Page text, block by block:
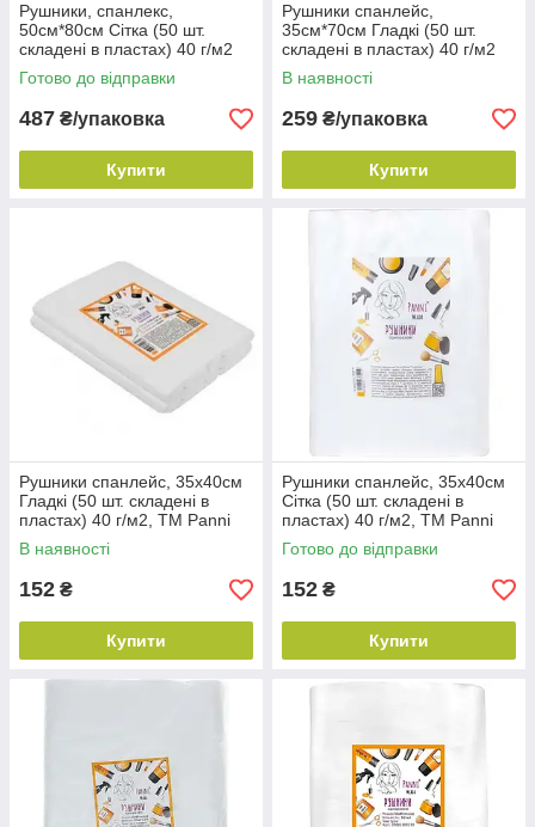
Рушники, спанлекс,
50см*80см Сітка (50 шт.
складені в пластах) 40 г/м2
ТМ Panni Mlada
Готово до відправки
487 ₴/упаковка
Купити
Рушники спанлейс,
35см*70см Гладкі (50 шт.
складені в пластах) 40 г/м2
ТМ Panni Mlada
В наявності
259 ₴/упаковка
Купити
Рушники спанлейс, 35х40см
Гладкі (50 шт. складені в
пластах) 40 г/м2, ТМ Panni
Mlada
В наявності
152 ₴
Купити
Рушники спанлейс, 35х40см
Сітка (50 шт. складені в
пластах) 40 г/м2, ТМ Panni
Mlada
Готово до відправки
152 ₴
Купити